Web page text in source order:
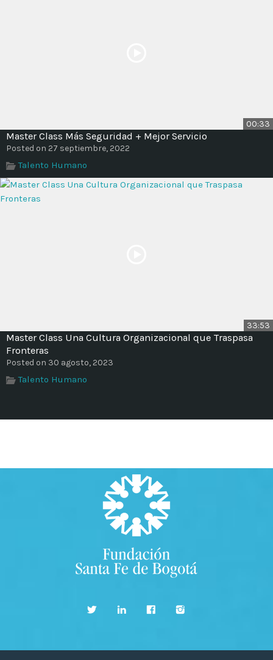
00:33
Master Class Más Seguridad + Mejor Servicio
Posted on 27 septiembre, 2022
Talento Humano
33:53
Master Class Una Cultura Organizacional que Traspasa
Fronteras
Posted on 30 agosto, 2023
Talento Humano